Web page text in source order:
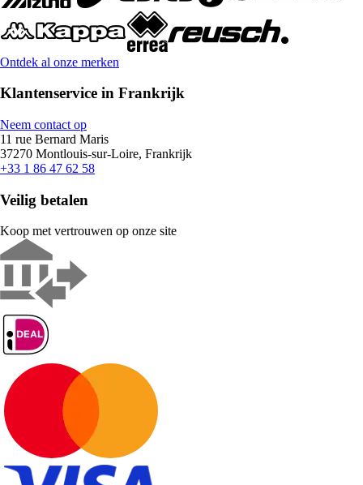
Ontdek al onze merken
Klantenservice in Frankrijk
Neem contact op
11 rue Bernard Maris
37270 Montlouis-sur-Loire, Frankrijk
+33 1 86 47 62 58
Veilig betalen
Koop met vertrouwen op onze site